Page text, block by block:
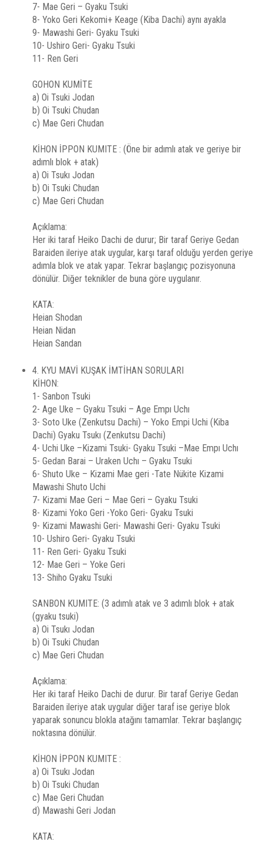
7- Mae Geri – Gyaku Tsuki
8- Yoko Geri Kekomi+ Keage (Kiba Dachi) aynı ayakla
9- Mawashi Geri- Gyaku Tsuki
10- Ushiro Geri- Gyaku Tsuki
11- Ren Geri
GOHON KUMİTE
a) Oi Tsuki Jodan
b) Oi Tsuki Chudan
c) Mae Geri Chudan
KİHON İPPON KUMITE : (Öne bir adımlı atak ve geriye bir
adımlı blok + atak)
a) Oi Tsukı Jodan
b) Oi Tsuki Chudan
c) Mae Geri Chudan
Açıklama:
Her iki taraf Heiko Dachi de durur; Bir taraf Geriye Gedan
Baraiden ileriye atak uygular, karşı taraf olduğu yerden geriye
adımla blok ve atak yapar. Tekrar başlangıç pozisyonuna
dönülür. Diğer teknikler de buna göre uygulanır.
KATA:
Heian Shodan
Heian Nidan
Heian Sandan
4. KYU MAVİ KUŞAK İMTİHAN SORULARI
KİHON:
1- Sanbon Tsuki
2- Age Uke – Gyaku Tsuki – Age Empı Uchı
3- Soto Uke (Zenkutsu Dachi) – Yoko Empi Uchi (Kiba
Dachi) Gyaku Tsukı (Zenkutsu Dachi)
4- Uchi Uke –Kizami Tsuki- Gyaku Tsuki –Mae Empı Uchı
5- Gedan Barai – Uraken Uchı – Gyaku Tsuki
6- Shuto Uke – Kizami Mae geri -Tate Nükite Kizami
Mawashi Shuto Uchi
7- Kizami Mae Geri – Mae Geri – Gyaku Tsuki
8- Kizami Yoko Geri -Yoko Geri- Gyaku Tsuki
9- Kizami Mawashi Geri- Mawashi Geri- Gyaku Tsuki
10- Ushiro Geri- Gyaku Tsuki
11- Ren Geri- Gyaku Tsuki
12- Mae Geri – Yoke Geri
13- Shiho Gyaku Tsuki
SANBON KUMITE: (3 adımlı atak ve 3 adımlı blok + atak
(gyaku tsuki)
a) Oi Tsukı Jodan
b) Oi Tsuki Chudan
c) Mae Geri Chudan
Açıklama:
Her iki taraf Heiko Dachi de durur. Bir taraf Geriye Gedan
Baraiden ileriye atak uygular diğer taraf ise geriye blok
yaparak sonuncu blokla atağını tamamlar. Tekrar başlangıç
noktasına dönülür.
KİHON İPPON KUMITE :
a) Oi Tsukı Jodan
b) Oi Tsuki Chudan
c) Mae Geri Chudan
d) Mawashi Geri Jodan
KATA: